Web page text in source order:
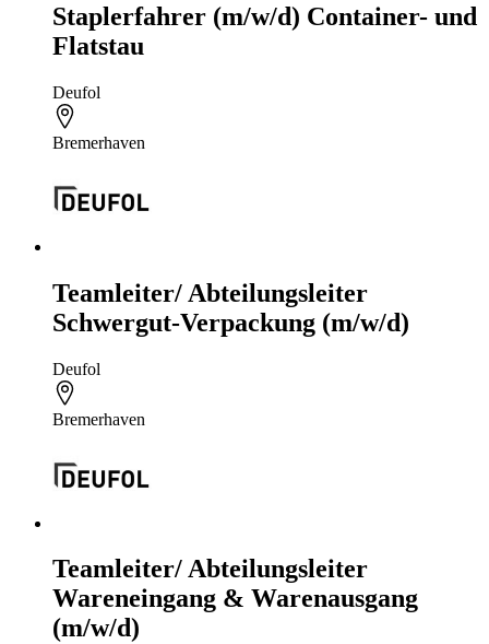
Staplerfahrer (m/w/d) Container- und
Flatstau
Deufol
Bremerhaven
Teamleiter/ Abteilungsleiter
Schwergut-Verpackung (m/w/d)
Deufol
Bremerhaven
Teamleiter/ Abteilungsleiter
Wareneingang & Warenausgang
(m/w/d)